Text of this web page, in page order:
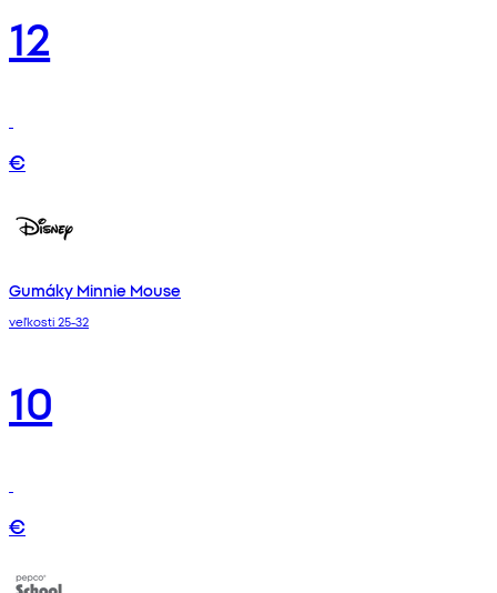
12
€
Gumáky Minnie Mouse
veľkosti 25-32
10
€